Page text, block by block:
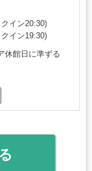
イン20:30)
イン19:30)
休館日に準ずる